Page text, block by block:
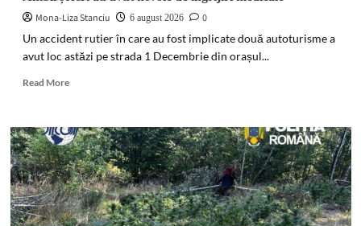
șoferiță
a
răsturnat
Mona-Liza Stanciu
6 august 2026
0
Un accident rutier în care au fost implicate două autoturisme a
avut loc astăzi pe strada 1 Decembrie din orașul...
Read MoreRead
Impact
între
două
autoturisme
pe
o
stradă